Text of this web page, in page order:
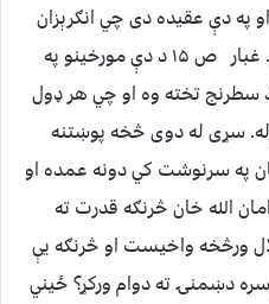
په دې عقیده دی چي انګرېزان
یوه وروستي فرصت ته منتظر ول. غبار ص ۱۵ د دې مورخینو په
د سطرنج تخته وه او چي هر ډول
سړی له دوی څخه پوښتنه
په سرنوشت کي دونه عمده او
الله خان څرنګه قدرت ته
ورڅخه واخیست او څرنګه یې
دښمنۍ ته دوام ورکړ؟ ځیني